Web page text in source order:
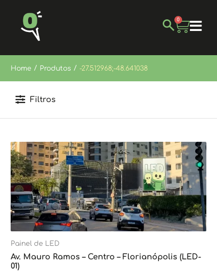
0
Home / Produtos / -27.512968;-48.641038
Filtros
Painel de LED
Av. Mauro Ramos – Centro – Florianópolis (LED-
01)